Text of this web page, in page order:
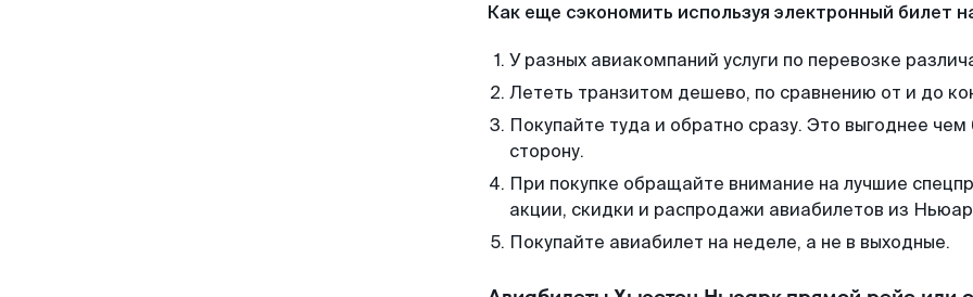
Как еще сэкономить используя электронный билет
У разных авиакомпаний услуги по перевозке
Лететь транзитом дешево, по сравнению от и до
Покупайте туда и обратно сразу. Это выгоднее
сторону.
При покупке обращайте внимание на лучшие
акции, скидки и распродажи авиабилетов из
Покупайте авиабилет на неделе, а не в выходные.